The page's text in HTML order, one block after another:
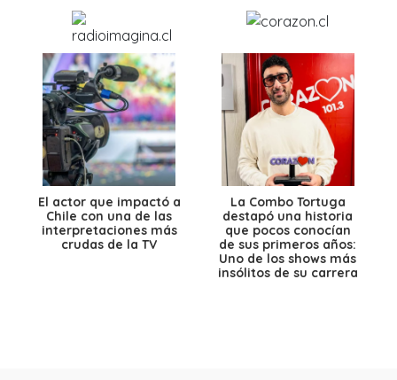
El actor que impactó a
Chile con una de las
interpretaciones más
crudas de la TV
La Combo Tortuga
destapó una historia
que pocos conocían
de sus primeros años:
Uno de los shows más
insólitos de su carrera